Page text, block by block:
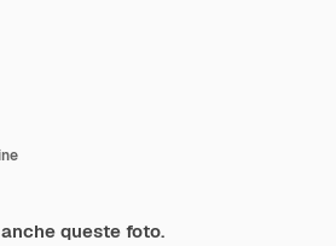
queste foto.